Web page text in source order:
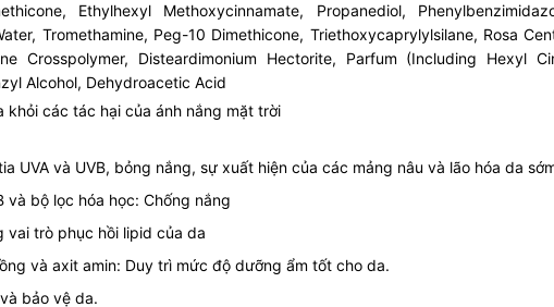
Ethylhexyl Methoxycinnamate, Propanediol,
Tromethamine, Peg-10 Dimethicone, Triethoxycaprylylsilane, Rosa
Crosspolymer, Disteardimonium Hectorite, Parfum (Including Hexyl
Alcohol, Dehydroacetic Acid
khỏi các tác hại của ánh nắng mặt trời
UVA và UVB, bỏng nắng, sự xuất hiện của các mảng nâu và lão hóa da
và bộ lọc hóa học: Chống nắng
vai trò phục hồi lipid của da
và axit amin: Duy trì mức độ dưỡng ẩm tốt cho da.
bảo vệ da.